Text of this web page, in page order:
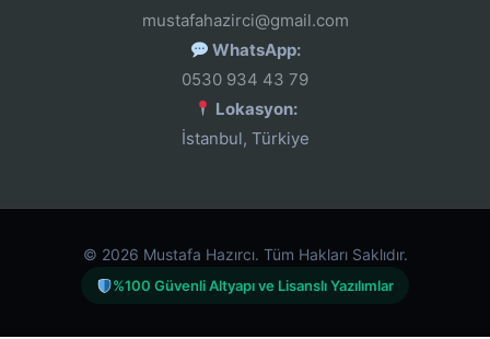
mustafahazirci@gmail.com
WhatsApp:
0530 934 43 79
Lokasyon:
İstanbul, Türkiye
© 2026 Mustafa Hazırcı. Tüm Hakları Saklıdır.
%100 Güvenli Altyapı ve Lisanslı Yazılımlar